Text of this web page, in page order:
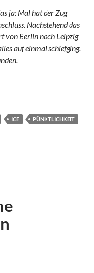
ja: Mal hat der Zug
Nachstehend das
von Berlin nach Leipzig
auf einmal schiefging.
ICE
PÜNKTLICHKEIT